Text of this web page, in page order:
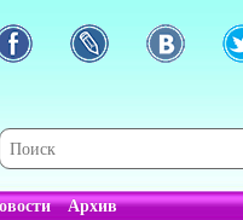
Архив